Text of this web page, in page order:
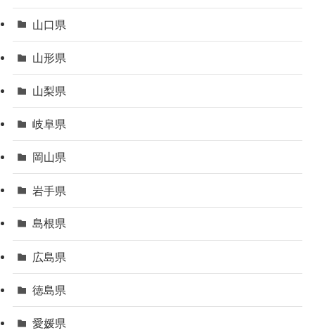
山口県
山形県
山梨県
岐阜県
岡山県
岩手県
島根県
広島県
徳島県
愛媛県